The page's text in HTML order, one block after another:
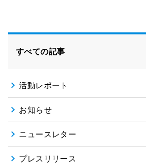
すべての記事
活動レポート
お知らせ
ニュースレター
プレスリリース